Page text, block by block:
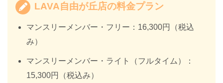
LAVA自由が丘店の料金プラン
マンスリーメンバー・フリー：16,300円（税込
み）
マンスリーメンバー・ライト（フルタイム）：
15,300円（税込み）